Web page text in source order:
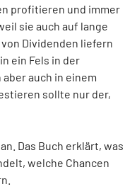
profitieren und immer
sie auch auf lange
Dividenden liefern
ein Fels in der
auch in einem
sollte nur der,
Das Buch erklärt, was
welche Chancen